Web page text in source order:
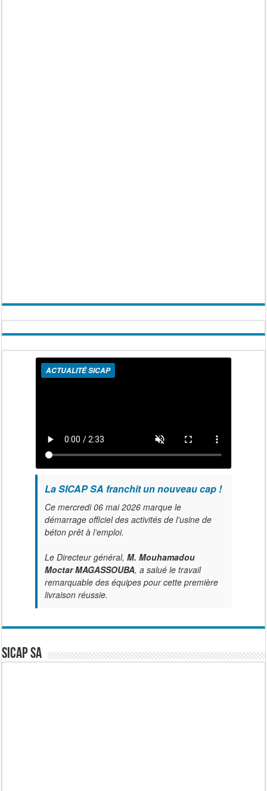
ACTUALITÉ SICAP
La SICAP SA franchit un nouveau cap !
Ce mercredi 06 mai 2026 marque le
démarrage officiel des activités de l'usine de
béton prêt à l’emploi.
Le Directeur général, M. Mouhamadou
Moctar MAGASSOUBA, a salué le travail
remarquable des équipes pour cette première
livraison réussie.
SICAP SA